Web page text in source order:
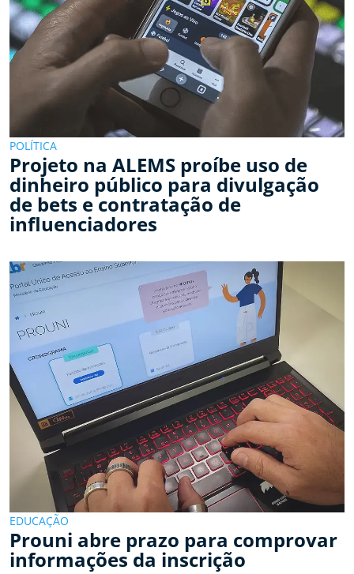
POLÍTICA
Projeto na ALEMS proíbe uso de
dinheiro público para divulgação
de bets e contratação de
influenciadores
EDUCAÇÃO
Prouni abre prazo para comprovar
informações da inscrição